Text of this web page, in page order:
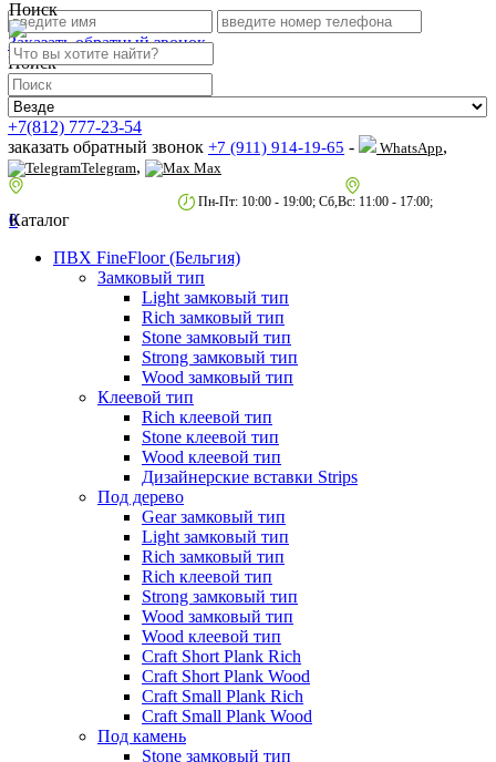
Поиск
Заказать обратный звонок
Поиск
+7(812) 777-23-54
заказать обратный звонок +7 (911) 914-19-65 - WhatsApp,
Telegram, Max
Пн-Пт: 10:00 - 19:00; Сб,Вс: 11:00 - 17:00;
0
Каталог
ПВХ FineFloor (Бельгия)
Замковый тип
Light замковый тип
Rich замковый тип
Stone замковый тип
Strong замковый тип
Wood замковый тип
Клеевой тип
Rich клеевой тип
Stone клеевой тип
Wood клеевой тип
Дизайнерские вставки Strips
Под дерево
Gear замковый тип
Light замковый тип
Rich замковый тип
Rich клеевой тип
Strong замковый тип
Wood замковый тип
Wood клеевой тип
Craft Short Plank Rich
Craft Short Plank Wood
Craft Small Plank Rich
Craft Small Plank Wood
Под камень
Stone замковый тип